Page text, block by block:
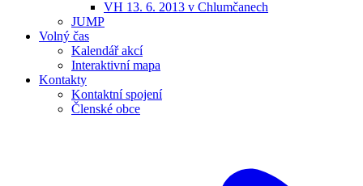
VH 13. 6. 2013 v Chlumčanech
JUMP
Volný čas
Kalendář akcí
Interaktivní mapa
Kontakty
Kontaktní spojení
Členské obce